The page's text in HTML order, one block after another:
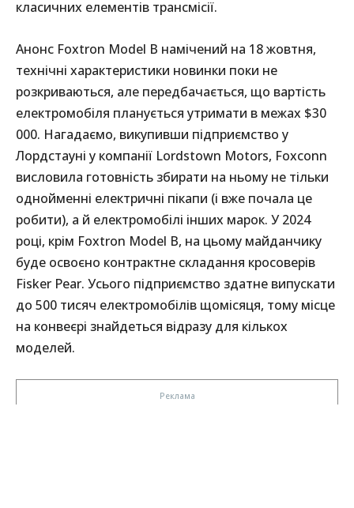
класичних елементів трансмісії.
Анонс Foxtron Model B намічений на 18 жовтня,
технічні характеристики новинки поки не
розкриваються, але передбачається, що вартість
електромобіля планується утримати в межах $30
000. Нагадаємо, викупивши підприємство у
Лордстауні у компанії Lordstown Motors, Foxconn
висловила готовність збирати на ньому не тільки
однойменні електричні пікапи (і вже почала це
робити), а й електромобілі інших марок. У 2024
році, крім Foxtron Model B, на цьому майданчику
буде освоєно контрактне складання кросоверів
Fisker Pear. Усього підприємство здатне випускати
до 500 тисяч електромобілів щомісяця, тому місце
на конвеєрі знайдеться відразу для кількох
моделей.